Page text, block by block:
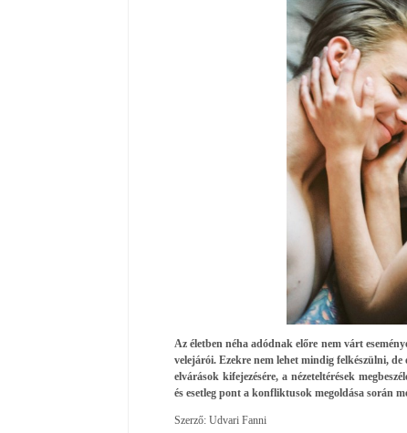
Az életben néha adódnak előre nem várt
velejárói. Ezekre nem lehet mindig felkészülni,
elvárások kifejezésére, a nézeteltérések
és esetleg pont a konfliktusok megoldása során
Szerző: Udvari Fanni